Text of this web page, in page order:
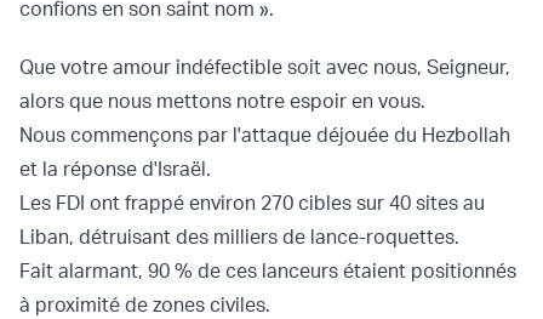
confions en son saint nom ».
Que votre amour indéfectible soit avec nous, Seigneur,
alors que nous mettons notre espoir en vous.
Nous commençons par l'attaque déjouée du Hezbollah
et la réponse d'Israël.
Les FDI ont frappé environ 270 cibles sur 40 sites au
Liban, détruisant des milliers de lance-roquettes.
Fait alarmant, 90 % de ces lanceurs étaient positionnés
à proximité de zones civiles.